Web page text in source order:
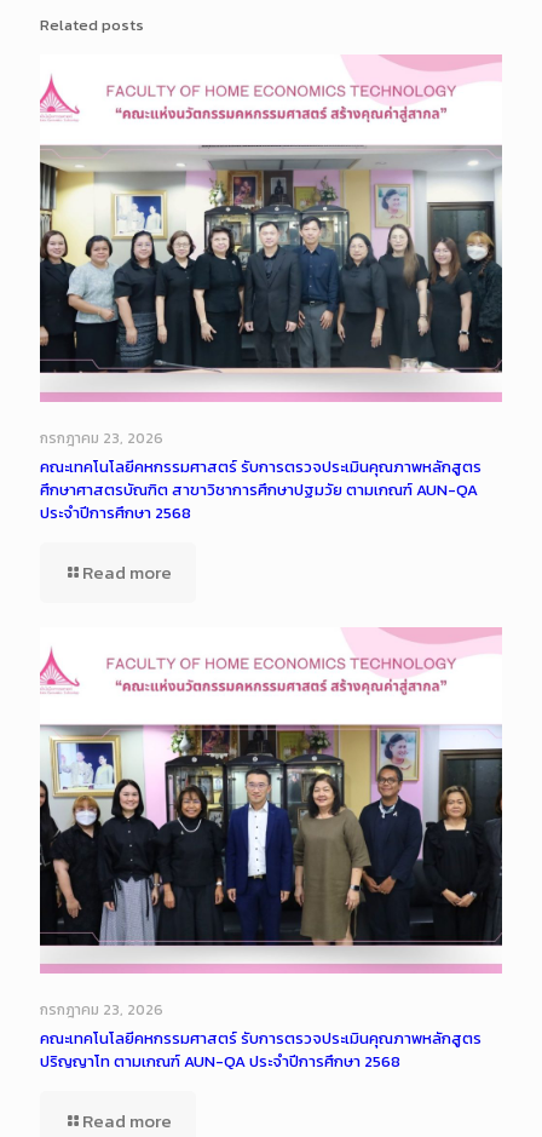
Related posts
กรกฎาคม 23, 2026
คณะเทคโนโลยีคหกรรมศาสตร์ รับการตรวจประเมินคุณภาพหลักสูตร
ศึกษาศาสตรบัณฑิต สาขาวิชาการศึกษาปฐมวัย ตามเกณฑ์ AUN-QA
ประจำปีการศึกษา 2568
Read more
กรกฎาคม 23, 2026
คณะเทคโนโลยีคหกรรมศาสตร์ รับการตรวจประเมินคุณภาพหลักสูตร
ปริญญาโท ตามเกณฑ์ AUN-QA ประจำปีการศึกษา 2568
Read more